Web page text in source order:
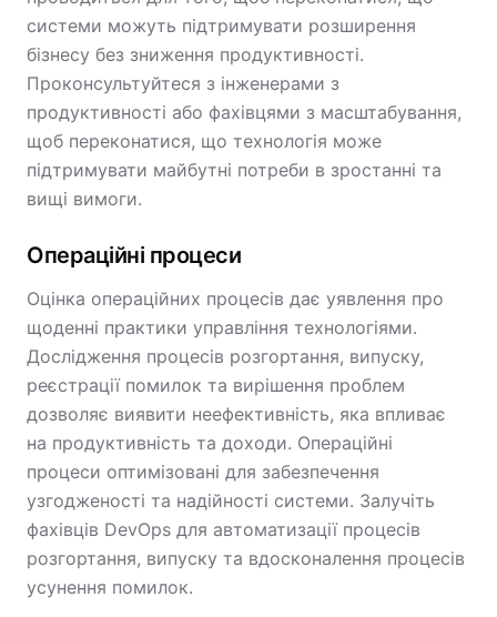
системи можуть підтримувати розширення
бізнесу без зниження продуктивності.
Проконсультуйтеся з інженерами з
продуктивності або фахівцями з масштабування,
щоб переконатися, що технологія може
підтримувати майбутні потреби в зростанні та
вищі вимоги.
Операційні процеси
Оцінка операційних процесів дає уявлення про
щоденні практики управління технологіями.
Дослідження процесів розгортання, випуску,
реєстрації помилок та вирішення проблем
дозволяє виявити неефективність, яка впливає
на продуктивність та доходи. Операційні
процеси оптимізовані для забезпечення
узгодженості та надійності системи. Залучіть
фахівців DevOps для автоматизації процесів
розгортання, випуску та вдосконалення процесів
усунення помилок.